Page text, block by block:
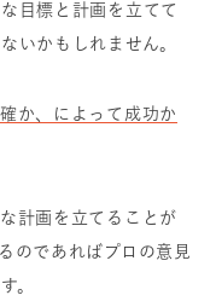
目標と計画を立てて
いかもしれません。
か、によって成功か
計画を立てることが
のであればプロの意見
。